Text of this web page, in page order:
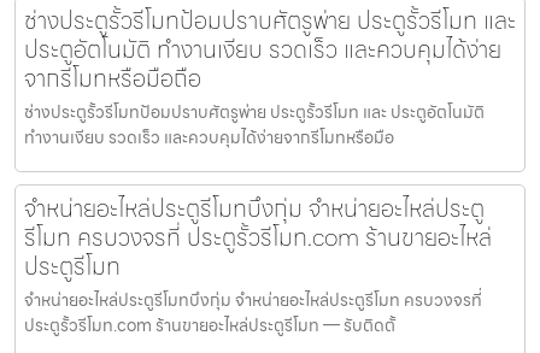
ช่างประตูรั้วรีโมทป้อมปราบศัตรูพ่าย ประตูรั้วรีโมท และ
ประตูอัตโนมัติ ทำงานเงียบ รวดเร็ว และควบคุมได้ง่าย
จากรีโมทหรือมือถือ
ช่างประตูรั้วรีโมทป้อมปราบศัตรูพ่าย ประตูรั้วรีโมท และ ประตูอัตโนมัติ
ทำงานเงียบ รวดเร็ว และควบคุมได้ง่ายจากรีโมทหรือมือ
จำหน่ายอะไหล่ประตูรีโมทบึงกุ่ม จำหน่ายอะไหล่ประตู
รีโมท ครบวงจรที่ ประตูรั้วรีโมท.com ร้านขายอะไหล่
ประตูรีโมท
จำหน่ายอะไหล่ประตูรีโมทบึงกุ่ม จำหน่ายอะไหล่ประตูรีโมท ครบวงจรที่
ประตูรั้วรีโมท.com ร้านขายอะไหล่ประตูรีโมท — รับติดตั้